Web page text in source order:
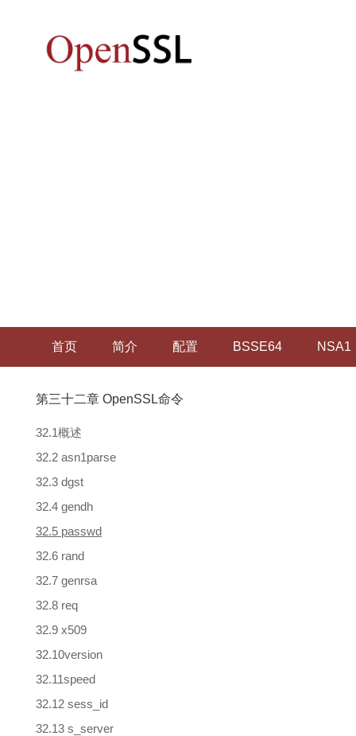
首页 简介 配置 BSSE64 NSA1
第三十二章 OpenSSL命令
32.1概述
32.2 asn1parse
32.3 dgst
32.4 gendh
32.5 passwd
32.6 rand
32.7 genrsa
32.8 req
32.9 x509
32.10version
32.11speed
32.12 sess_id
32.13 s_server